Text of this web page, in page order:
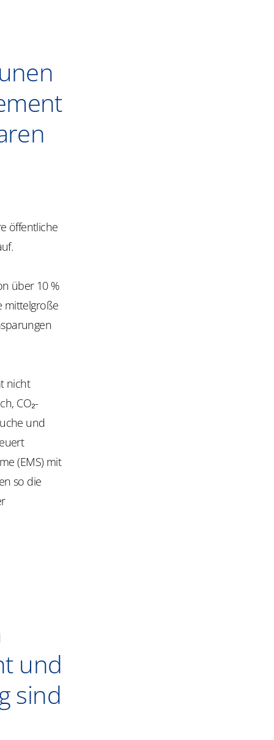
öffentliche
über 10 %
mittelgroße
nicht
CO₂-
und
(EMS) mit
so die
und
sind